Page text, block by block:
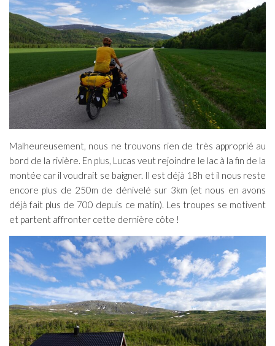
Malheureusement, nous ne trouvons rien de très approprié au
bord de la rivière. En plus, Lucas veut rejoindre le lac à la fin de la
montée car il voudrait se baigner. Il est déjà 18h et il nous reste
encore plus de 250m de dénivelé sur 3km (et nous en avons
déjà fait plus de 700 depuis ce matin). Les troupes se motivent
et partent affronter cette dernière côte !